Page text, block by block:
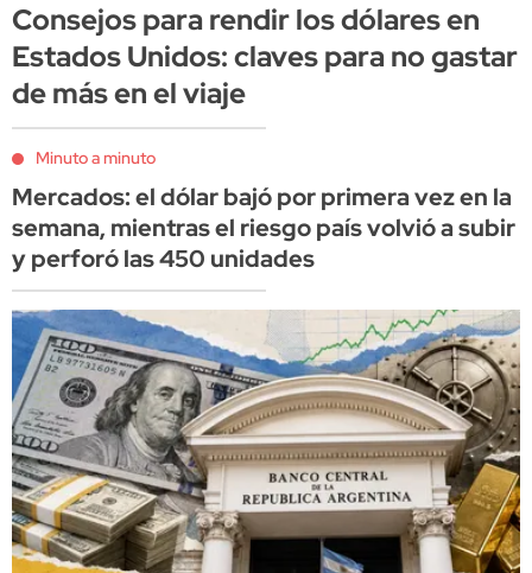
Consejos para rendir los dólares en
Estados Unidos: claves para no gastar
de más en el viaje
Minuto a minuto
Mercados: el dólar bajó por primera vez en la
semana, mientras el riesgo país volvió a subir
y perforó las 450 unidades